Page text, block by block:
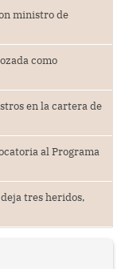
ministro de
como
en la cartera de
al Programa
tres heridos,